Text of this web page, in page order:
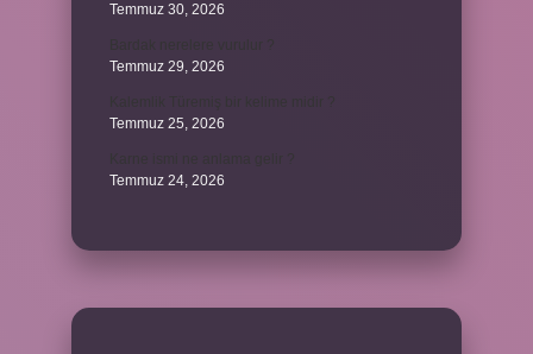
Temmuz 30, 2026
Temmuz 29, 2026
Temmuz 25, 2026
Temmuz 24, 2026